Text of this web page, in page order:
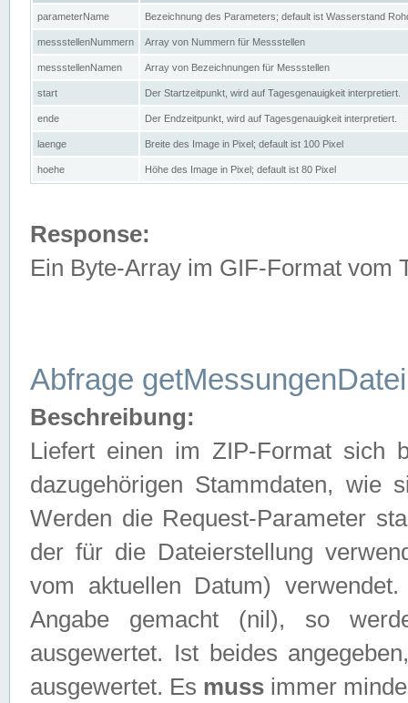
parameterName Bezeichnung des Parameters; default ist Wasserstand
messstellenNummern Array von Nummern für Messstellen
messstellenNamen Array von Bezeichnungen für Messstellen
start Der Startzeitpunkt, wird auf Tagesgenauigkeit interpretiert.
ende Der Endzeitpunkt, wird auf Tagesgenauigkeit interpretiert.
laenge Breite des Image in Pixel; default ist 100 Pixel
hoehe Höhe des Image in Pixel; default ist 80 Pixel
Response:
Ein Byte-Array im GIF-Format vom
Abfrage getMessungenDatei
Beschreibung:
Liefert einen im ZIP-Format sich
dazugehörigen Stammdaten, wie
Werden die Request-Parameter
der für die Dateierstellung
vom aktuellen Datum)
Angabe gemacht (nil), so
ausgewertet. Ist beides
ausgewertet. Es muss immer